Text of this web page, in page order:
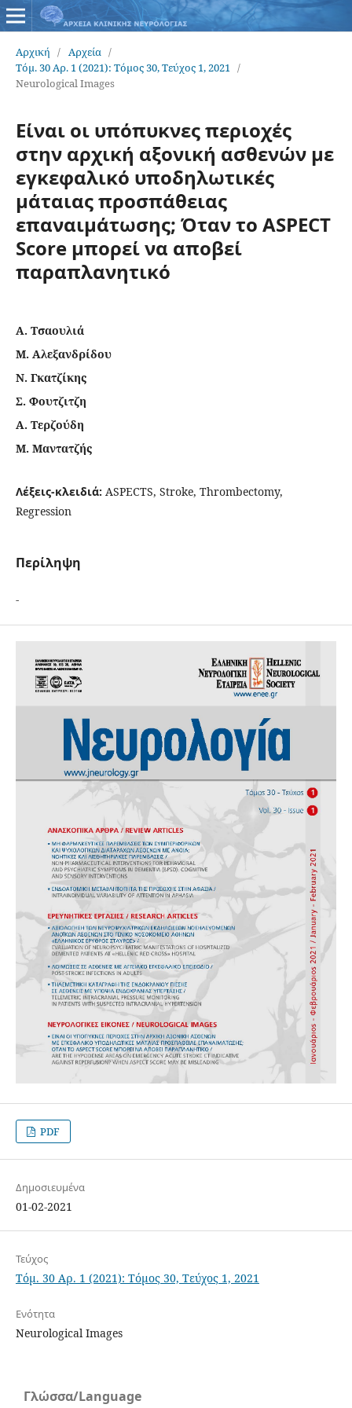
Αρχική / Αρχεία /
Τόμ. 30 Αρ. 1 (2021): Τόμος 30, Τεύχος 1, 2021 /
Neurological Images
Είναι οι υπόπυκνες περιοχές
στην αρχική αξονική ασθενών με
εγκεφαλικό υποδηλωτικές
μάταιας προσπάθειας
επαναιμάτωσης; Όταν το ASPECT
Score μπορεί να αποβεί
παραπλανητικό
Α. Τσαουλιά
Μ. Αλεξανδρίδου
Ν. Γκατζίκης
Σ. Φουτζιτζη
Α. Τερζούδη
Μ. Μαντατζής
Λέξεις-κλειδιά: ASPECTS, Stroke, Thrombectomy,
Regression
Περίληψη
-
PDF
Δημοσιευμένα
01-02-2021
Τεύχος
Τόμ. 30 Αρ. 1 (2021): Τόμος 30, Τεύχος 1, 2021
Ενότητα
Neurological Images
Γλώσσα/Language